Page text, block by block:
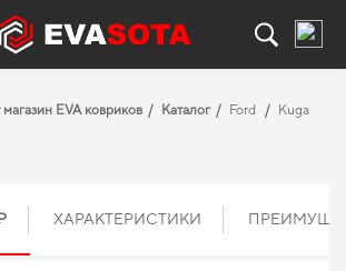
EVA ковриков Каталог Ford
Kuga
ХАРАКТЕРИСТИКИ